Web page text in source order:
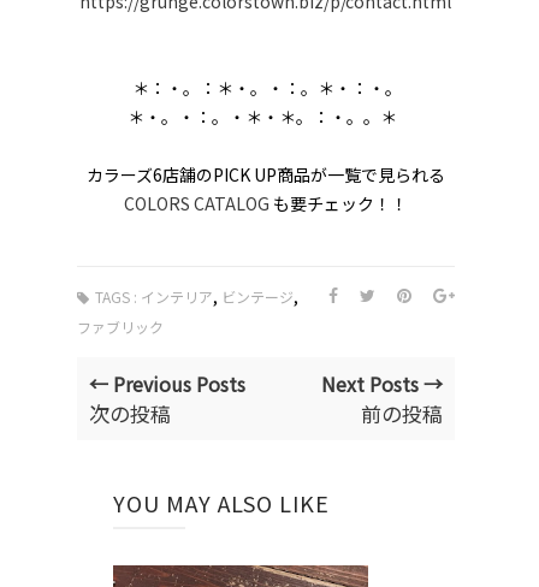
＊：・。：＊・。・：。＊・：・。
＊・。・：。・＊・＊。：・。。＊
カラーズ6店舗のPICK UP商品が一覧で見られる
COLORS CATALOG も要チェック！！
TAGS : インテリア, ビンテージ,
ファブリック
← Previous Posts
次の投稿
Next Posts →
前の投稿
YOU MAY ALSO LIKE